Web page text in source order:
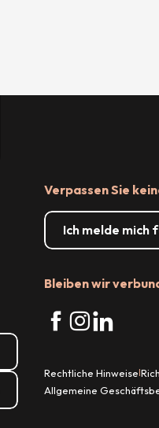
Verpassen Sie
Ich melde mich
Bleiben wir
Rechtliche Hinweise|
Allgemeine